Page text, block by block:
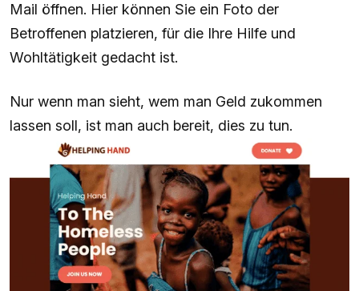
Mail öffnen. Hier können Sie ein Foto der
Betroffenen platzieren, für die Ihre Hilfe und
Wohltätigkeit gedacht ist.
Nur wenn man sieht, wem man Geld zukommen
lassen soll, ist man auch bereit, dies zu tun.